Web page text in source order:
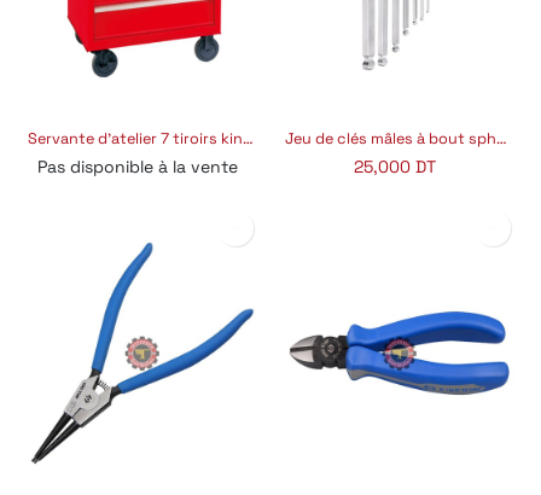
Servante d'atelier 7 tiroirs king tony
Pas disponible à la vente
Jeu de clés mâles à bout sphérique 07 pièces
25,000DT